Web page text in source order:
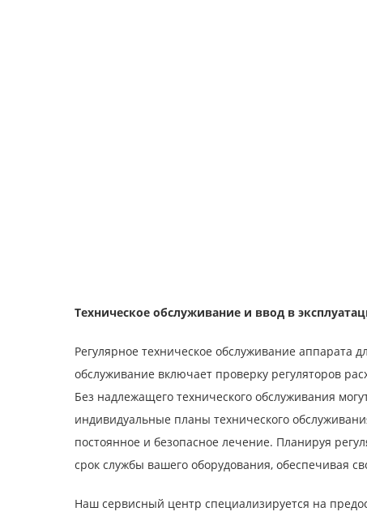
Техническое обслуживание и ввод в
Регулярное техническое обслуживание аппарата
обслуживание включает проверку регуляторов
Без надлежащего технического обслуживания
индивидуальные планы технического
постоянное и безопасное лечение. Планируя
срок службы вашего оборудования, обеспечивая
Наш сервисный центр специализируется на